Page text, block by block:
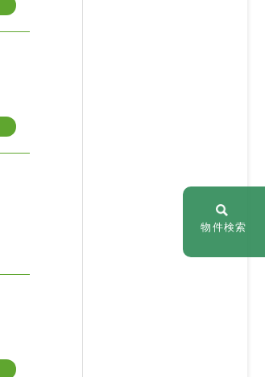
物件検索